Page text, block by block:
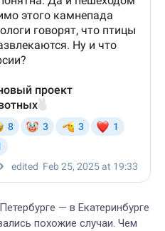
— в Екатеринбурге
похожие случаи. Чем